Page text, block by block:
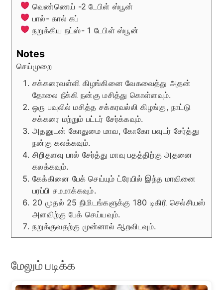
வெண்ணெய் -2 டேபிள் ஸ்பூன்
பால்- கால் கப்
நறுக்கிய நட்ஸ்- 1 டேபிள் ஸ்பூன்
Notes
செய்முறை
சக்கரைவள்ளி கிழங்கினை வேகவைத்து அதன்
தோலை நீக்கி நன்கு மசித்து கொள்ளவும்.
ஒரு பவுலில் மசித்த சக்கரவல்லி கிழங்கு, நாட்டு
சக்கரை மற்றும் பட்டர் சேர்க்கவும்.
அதனுடன் கோதுமை மாவ, கோகோ பவுடர் சேர்த்து
நன்கு கலக்கவும்.
சிறிதளவு பால் சேர்த்து மாவு பதத்திற்கு அதனை
கலக்கவும்.
கேக்கினை பேக் செய்யும் ட்ரேயில் இந்த மாவினை
பரப்பி சமமாக்கவும்.
20 முதல் 25 நிமிடங்களுக்கு 180 டிகிரி செல்சியஸ்
அளவிற்கு பேக் செய்யவும்.
நறுக்குவதற்கு முன்னால் ஆறவிடவும்.
மேலும் படிக்க